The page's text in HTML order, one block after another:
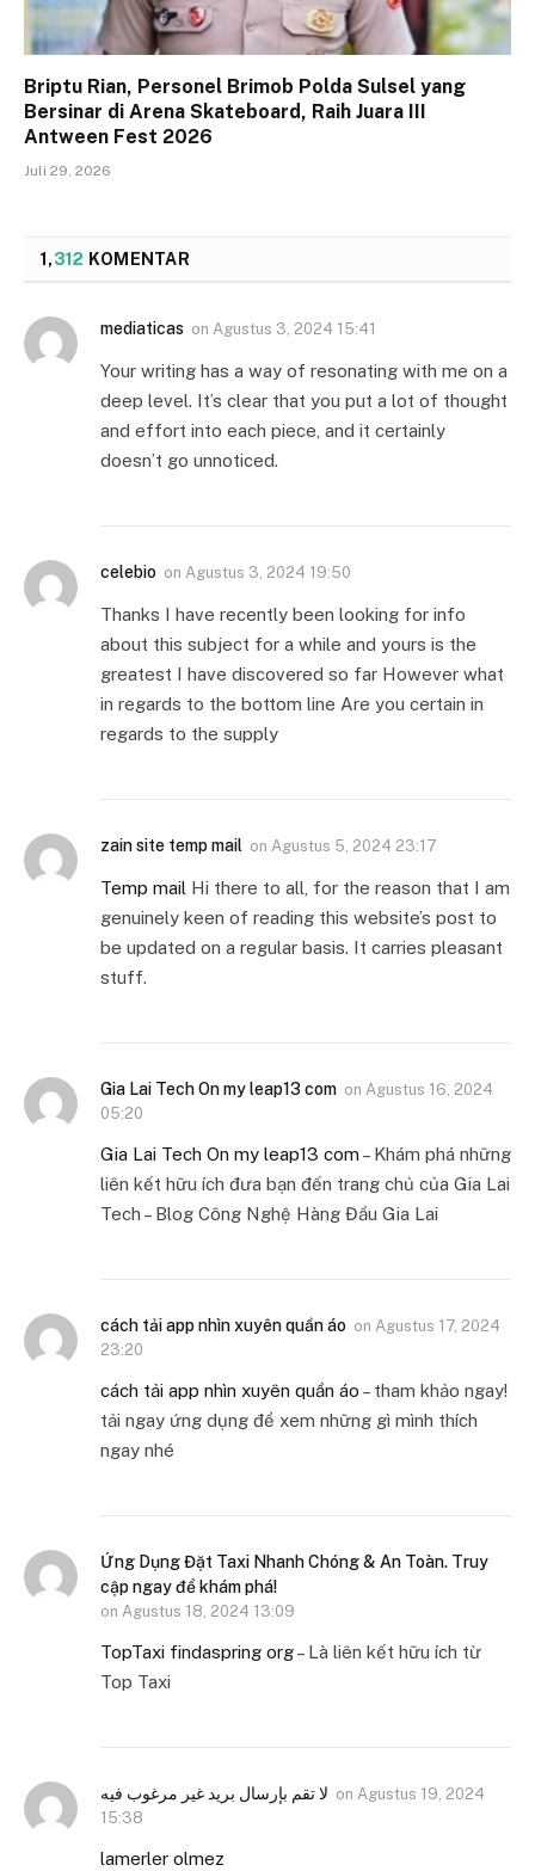
Briptu Rian, Personel Brimob Polda Sulsel yang
Bersinar di Arena Skateboard, Raih Juara III
Antween Fest 2026
Juli 29, 2026
1,312 KOMENTAR
mediaticas on Agustus 3, 2024 15:41
Your writing has a way of resonating with me on a
deep level. It’s clear that you put a lot of thought
and effort into each piece, and it certainly
doesn’t go unnoticed.
celebio on Agustus 3, 2024 19:50
Thanks I have recently been looking for info
about this subject for a while and yours is the
greatest I have discovered so far However what
in regards to the bottom line Are you certain in
regards to the supply
zain site temp mail on Agustus 5, 2024 23:17
Temp mail Hi there to all, for the reason that I am
genuinely keen of reading this website’s post to
be updated on a regular basis. It carries pleasant
stuff.
Gia Lai Tech On my leap13 com on Agustus 16, 2024
05:20
Gia Lai Tech On my leap13 com – Khám phá những
liên kết hữu ích đưa bạn đến trang chủ của Gia Lai
Tech – Blog Công Nghệ Hàng Đầu Gia Lai
cách tải app nhìn xuyên quần áo on Agustus 17, 2024
23:20
cách tải app nhìn xuyên quần áo – tham khảo ngay!
tải ngay ứng dụng để xem những gì mình thích
ngay nhé
Ứng Dụng Đặt Taxi Nhanh Chóng & An Toàn. Truy
cập ngay để khám phá!
on Agustus 18, 2024 13:09
TopTaxi findaspring org– Là liên kết hữu ích từ
Top Taxi
لا تقم بإرسال بريد غير مرغوب فيه on Agustus 19, 2024
15:38
lamerler olmez